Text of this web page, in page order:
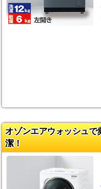
オゾンエアウォッシュで
潔！